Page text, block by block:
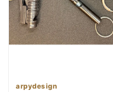
arpydesign